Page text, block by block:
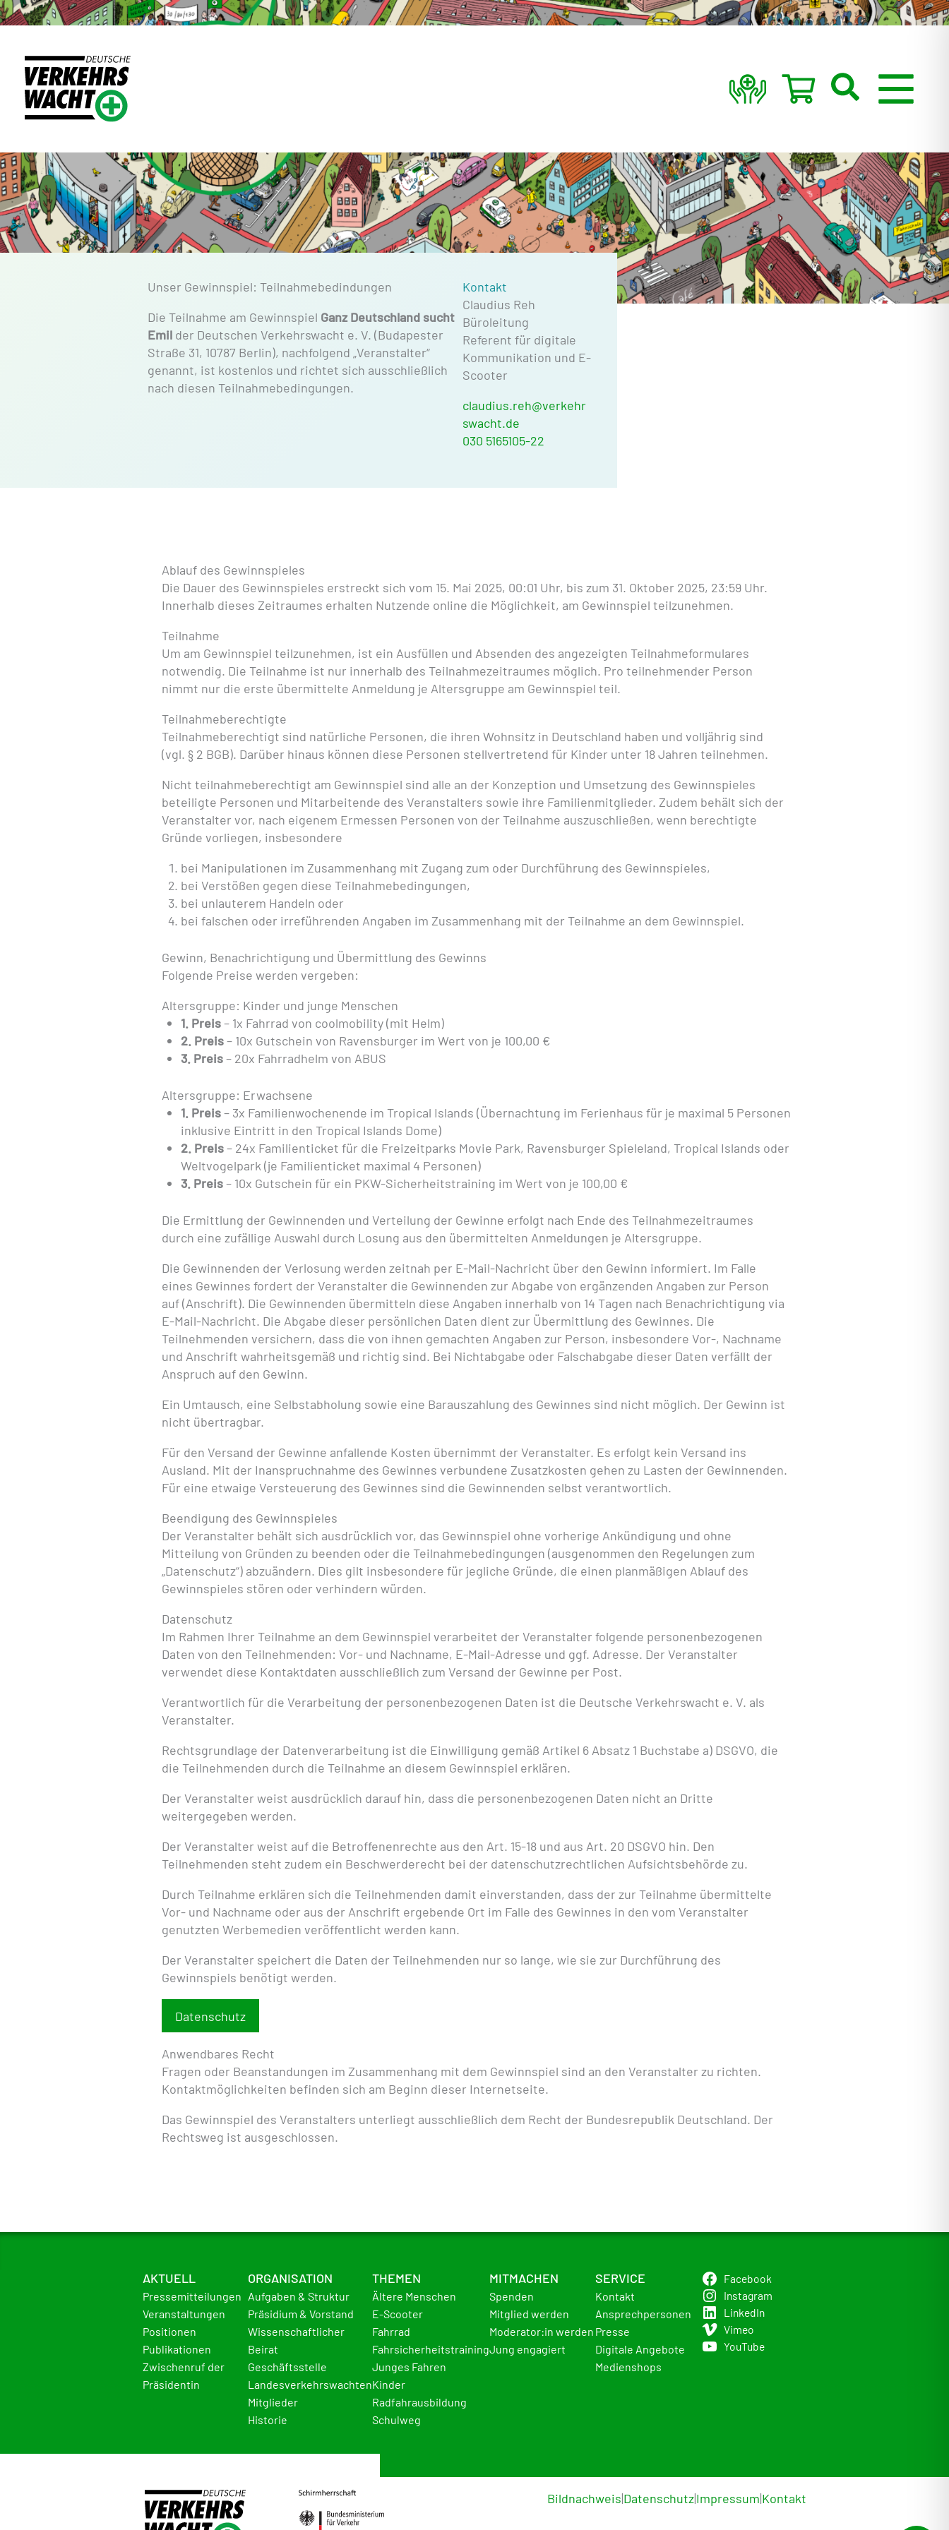
Zum
Inhalt
Suchen
Unser Gewinnspiel: Teilnahmebedindungen
Die Teilnahme am Gewinnspiel Ganz Deutschland sucht
Emil der Deutschen Verkehrswacht e. V. (Budapester
Straße 31, 10787 Berlin), nachfolgend „Veranstalter“
genannt, ist kostenlos und richtet sich ausschließlich
nach diesen Teilnahmebedingungen.
Kontakt
Claudius Reh
Büroleitung
Referent für digitale
Kommunikation und E-
Scoo­ter
claudius.reh@verkehr
swacht.de
030 5165105-22
Ablauf des Gewinnspieles
Die Dauer des Gewinnspieles erstreckt sich vom 15. Mai 2025, 00:01 Uhr, bis zum 31. Oktober 2025, 23:59 Uhr.
Innerhalb dieses Zeitraumes erhalten Nutzende online die Möglichkeit, am Gewinnspiel teilzunehmen.
Teilnahme
Um am Gewinnspiel teilzunehmen, ist ein Ausfüllen und Absenden des angezeigten Teilnahmeformulares
notwendig. Die Teilnahme ist nur innerhalb des Teilnahmezeitraumes möglich. Pro teilnehmender Person
nimmt nur die erste übermittelte Anmeldung je Altersgruppe am Gewinnspiel teil.
Teilnahmeberechtigte
Teilnahmeberechtigt sind natürliche Personen, die ihren Wohnsitz in Deutschland haben und volljährig sind
(vgl. § 2 BGB). Darüber hinaus können diese Personen stellvertretend für Kinder unter 18 Jahren teilnehmen.
Nicht teilnahmeberechtigt am Gewinnspiel sind alle an der Konzeption und Umsetzung des Gewinnspieles
beteiligte Personen und Mitarbeitende des Veranstalters sowie ihre Familienmitglieder. Zudem behält sich der
Veranstalter vor, nach eigenem Ermessen Personen von der Teilnahme auszuschließen, wenn berechtigte
Gründe vorliegen, insbesondere
bei Manipulationen im Zusammenhang mit Zugang zum oder Durchführung des Gewinnspieles,
bei Verstößen gegen diese Teilnahmebedingungen,
bei unlauterem Handeln oder
bei falschen oder irreführenden Angaben im Zusammenhang mit der Teilnahme an dem Gewinnspiel.
Gewinn, Benachrichtigung und Übermittlung des Gewinns
Folgende Preise werden vergeben:
Altersgruppe: Kinder und junge Menschen
1. Preis– 1x Fahrrad von coolmobility (mit Helm)
2. Preis– 10x Gutschein von Ravensburger im Wert von je 100,00 €
3. Preis– 20x Fahrradhelm von ABUS
Altersgruppe: Erwachsene
1. Preis– 3x Familienwochenende im Tropical Islands (Übernachtung im Ferienhaus für je maximal 5 Personen
inklusive Eintritt in den Tropical Islands Dome)
2. Preis– 24x Familienticket für die Freizeitparks Movie Park, Ravensburger Spieleland, Tropical Islands oder
Weltvogelpark (je Familienticket maximal 4 Personen)
3. Preis– 10x Gutschein für ein PKW-Sicherheitstraining im Wert von je 100,00 €
Die Ermittlung der Gewinnenden und Verteilung der Gewinne erfolgt nach Ende des Teilnahmezeitraumes
durch eine zufällige Auswahl durch Losung aus den übermittelten Anmeldungen je Altersgruppe.
Die Gewinnenden der Verlosung werden zeitnah per E-Mail-Nachricht über den Gewinn informiert. Im Falle
eines Gewinnes fordert der Veranstalter die Gewinnenden zur Abgabe von ergänzenden Angaben zur Person
auf (Anschrift). Die Gewinnenden übermitteln diese Angaben innerhalb von 14 Tagen nach Benachrichtigung via
E-Mail-Nachricht. Die Abgabe dieser persönlichen Daten dient zur Übermittlung des Gewinnes. Die
Teilnehmenden versichern, dass die von ihnen gemachten Angaben zur Person, insbesondere Vor-, Nachname
und Anschrift wahrheitsgemäß und richtig sind. Bei Nichtabgabe oder Falschabgabe dieser Daten verfällt der
Anspruch auf den Gewinn.
Ein Umtausch, eine Selbstabholung sowie eine Barauszahlung des Gewinnes sind nicht möglich. Der Gewinn ist
nicht übertragbar.
Für den Versand der Gewinne anfallende Kosten übernimmt der Veranstalter. Es erfolgt kein Versand ins
Ausland. Mit der Inanspruchnahme des Gewinnes verbundene Zusatzkosten gehen zu Lasten der Gewinnenden.
Für eine etwaige Versteuerung des Gewinnes sind die Gewinnenden selbst verantwortlich.
Beendigung des Gewinnspieles
Der Veranstalter behält sich ausdrücklich vor, das Gewinnspiel ohne vorherige Ankündigung und ohne
Mitteilung von Gründen zu beenden oder die Teilnahmebedingungen (ausgenommen den Regelungen zum
„Datenschutz“) abzuändern. Dies gilt insbesondere für jegliche Gründe, die einen planmäßigen Ablauf des
Gewinnspieles stören oder verhindern würden.
Datenschutz
Im Rahmen Ihrer Teilnahme an dem Gewinnspiel verarbeitet der Veranstalter folgende personenbezogenen
Daten von den Teilnehmenden: Vor- und Nachname, E-Mail-Adresse und ggf. Adresse. Der Veranstalter
verwendet diese Kontaktdaten ausschließlich zum Versand der Gewinne per Post.
Verantwortlich für die Verarbeitung der personenbezogenen Daten ist die Deutsche Verkehrswacht e. V. als
Veranstalter.
Rechtsgrundlage der Datenverarbeitung ist die Einwilligung gemäß Artikel 6 Absatz 1 Buchstabe a) DSGVO, die
die Teilnehmenden durch die Teilnahme an diesem Gewinnspiel erklären.
Der Veranstalter weist ausdrücklich darauf hin, dass die personenbezogenen Daten nicht an Dritte
weitergegeben werden.
Der Veranstalter weist auf die Betroffenenrechte aus den Art. 15-18 und aus Art. 20 DSGVO hin. Den
Teilnehmenden steht zudem ein Beschwerderecht bei der datenschutzrechtlichen Aufsichtsbehörde zu.
Durch Teilnahme erklären sich die Teilnehmenden damit einverstanden, dass der zur Teilnahme übermittelte
Vor- und Nachname oder aus der Anschrift ergebende Ort im Falle des Gewinnes in den vom Veranstalter
genutzten Werbemedien veröffentlicht werden kann.
Der Veranstalter speichert die Daten der Teilnehmenden nur so lange, wie sie zur Durchführung des
Gewinnspiels benötigt werden.
Datenschutz
Anwendbares Recht
Fragen oder Beanstandungen im Zusammenhang mit dem Gewinnspiel sind an den Veranstalter zu richten.
Kontaktmöglichkeiten befinden sich am Beginn dieser Internetseite.
Das Gewinnspiel des Veranstalters unterliegt ausschließlich dem Recht der Bundesrepublik Deutschland. Der
Rechtsweg ist ausgeschlossen.
AKTUELL
Pressemitteilungen
Veranstaltungen
Positionen
Publikationen
Zwischenruf der
Präsidentin
ORGANISATION
Aufgaben & Struktur
Präsidium & Vorstand
Wissenschaftlicher
Beirat
Geschäftsstelle
Landesverkehrswachten
Mitglieder
Historie
THEMEN
Ältere Menschen
E-Scooter
Fahrrad
Fahrsicherheitstraining
Junges Fahren
Kinder
Radfahrausbildung
Schulweg
MITMACHEN
Spenden
Mitglied werden
Moderator:in werden
Jung engagiert
SERVICE
Kontakt
Ansprechpersonen
Presse
Digitale Angebote
Medienshops
Facebook
Instagram
LinkedIn
Vimeo
YouTube
Bildnachweis|Datenschutz|Impressum|Kontakt